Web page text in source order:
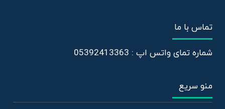
تماس با ما
شماره تمای واتس اپ : 05392413363
منو سریع